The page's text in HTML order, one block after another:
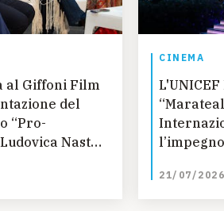
al Giffoni Film
del
“Pro-
Nasti
CINEMA
21/07/2026